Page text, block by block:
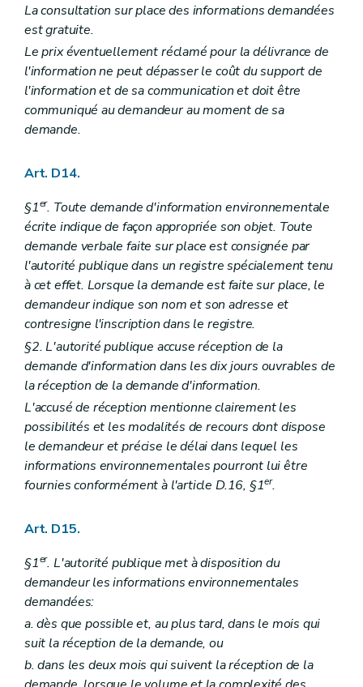
La consultation sur place des informations demandées
est gratuite.
Le prix éventuellement réclamé pour la délivrance de
l'information ne peut dépasser le coût du support de
l'information et de sa communication et doit être
communiqué au demandeur au moment de sa
demande.
Art. D14.
§1er. Toute demande d'information environnementale
écrite indique de façon appropriée son objet. Toute
demande verbale faite sur place est consignée par
l'autorité publique dans un registre spécialement tenu
à cet effet. Lorsque la demande est faite sur place, le
demandeur indique son nom et son adresse et
contresigne l'inscription dans le registre.
§2. L'autorité publique accuse réception de la
demande d'information dans les dix jours ouvrables de
la réception de la demande d'information.
L'accusé de réception mentionne clairement les
possibilités et les modalités de recours dont dispose
le demandeur et précise le délai dans lequel les
informations environnementales pourront lui être
fournies conformément à l'article D.16, §1er.
Art. D15.
§1er. L'autorité publique met à disposition du
demandeur les informations environnementales
demandées:
a. dès que possible et, au plus tard, dans le mois qui
suit la réception de la demande, ou
b. dans les deux mois qui suivent la réception de la